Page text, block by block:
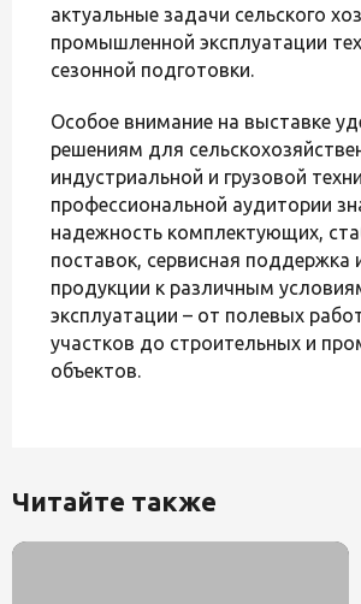
актуальные задачи сельского
промышленной эксплуатации
сезонной подготовки.
Особое внимание на выставке
решениям для
индустриальной и грузовой
профессиональной аудитории
надежность комплектующих,
поставок, сервисная поддержка
продукции к различным
эксплуатации – от полевых
участков до строительных и
объектов.
Читайте также